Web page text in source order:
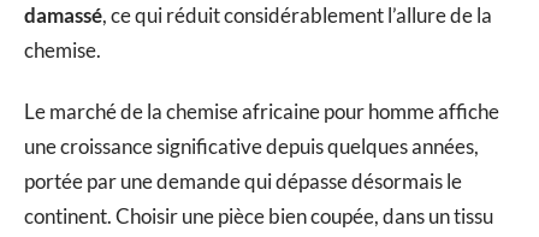
damassé, ce qui réduit considérablement l’allure de la
chemise.
Le marché de la chemise africaine pour homme affiche
une croissance significative depuis quelques années,
portée par une demande qui dépasse désormais le
continent. Choisir une pièce bien coupée, dans un tissu